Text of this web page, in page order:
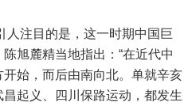
人注目的是，这一时期中国巨
旭麓精当地指出：“在近代中
始，而后由南向北。单就辛亥
起义、四川保路运动，都发生